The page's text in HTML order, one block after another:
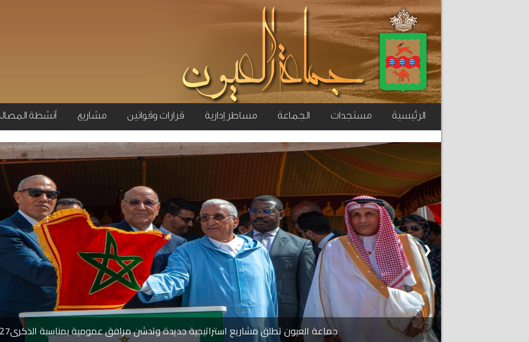
الرئيسية مستجدات الجماعة مساطر إدارية قرارات وقوانين مشاريع أنشطة
جماعة العيون تطلق مشاريع استراتيجية جديدة وتدشن مرافق عمومية بمناسبة الذكرى27 لعيد العرش المجيد
❮